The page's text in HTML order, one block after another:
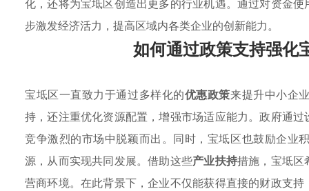
化，还将为宝坻区创造出更多的行业机遇。通过对资金
步激发经济活力，提高区域内各类企业的创新能力。
如何通过政策支持强化
宝坻区一直致力于通过多样化的优惠政策来提升中小企
持，还注重优化资源配置，增强市场适应能力。政府通
竞争激烈的市场中脱颖而出。同时，宝坻区也鼓励企业
源，从而实现共同发展。借助这些产业扶持措施，宝坻区
营商环境。在此背景下，企业不仅能获得直接的财政支